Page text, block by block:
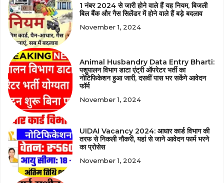
1 नंबर 2024 से जारी होने वाले हैं यह नियम, बिजली
बिल बैंक और गैस सिलेंडर में होने वाले हैं बड़े बदलाव
November 1, 2024
Animal Husbandry Data Entry Bharti:
पशुपालन विभाग डाटा एंट्री ऑपरेटर भर्ती का
नोटिफिकेशन हुआ जारी, दसवीं पास भर सकेंगे आवेदन
फॉर्म
November 1, 2024
UIDAI Vacancy 2024: आधार कार्ड विभाग की
तरफ से निकली नौकरी, यहां से जाने आवेदन फार्म भरने
का प्रोसेस
November 1, 2024